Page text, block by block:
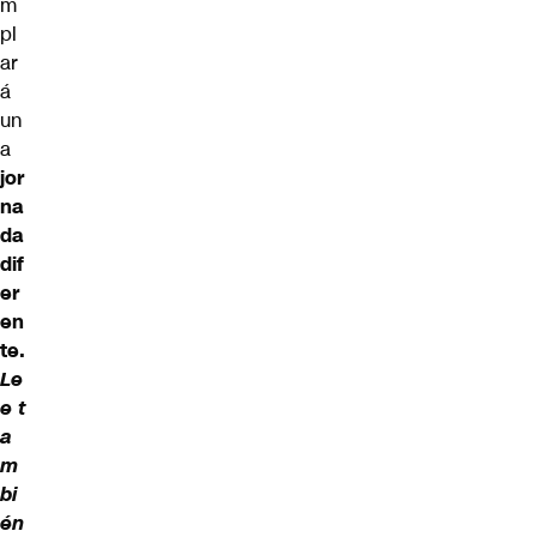
pl
ar
á
un
a
jor
na
da
dif
er
en
te.
Le
e t
a
m
bi
én